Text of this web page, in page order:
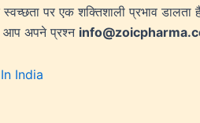
पर एक शक्तिशाली प्रभाव डालता
आप अपने प्रश्न
India